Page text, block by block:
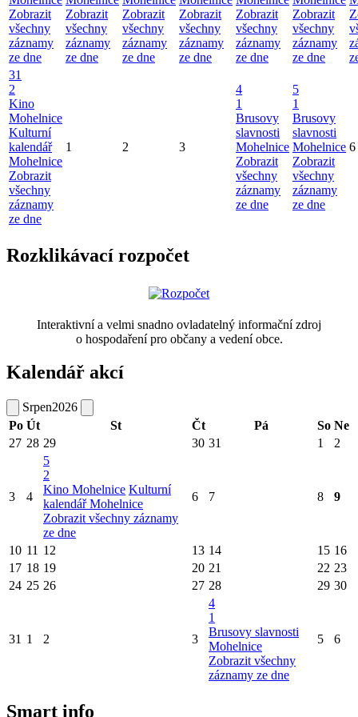
Zobrazit
všechny
záznamy
ze dne
Zobrazit
všechny
záznamy
ze dne
Zobrazit
všechny
záznamy
ze dne
Zobrazit
všechny
záznamy
ze dne
Zobrazit
všechny
záznamy
ze dne
Zobrazit
všechny
záznamy
ze dne
31
2
Kino
Mohelnice
Kulturní
kalendář
Mohelnice
Zobrazit
všechny
záznamy
ze dne
1 2 3
4
1
Brusovy
slavnosti
Mohelnice
Zobrazit
všechny
záznamy
ze dne
5
1
Brusovy
slavnosti
Mohelnice
Zobrazit
všechny
záznamy
ze dne
6
Rozklikávací rozpočet
Interaktivní a velmi snadno ovladatelný informační zdroj
o hospodaření pro občany a vedení obce.
Kalendář akcí
Srpen2026
Po Út St Čt Pá So Ne
27 28 29 30 31 1 2
3 4
5
2
Kino Mohelnice Kulturní
kalendář Mohelnice
Zobrazit všechny záznamy
ze dne
6 7 8 9
10 11 12 13 14 15 16
17 18 19 20 21 22 23
24 25 26 27 28 29 30
31 1 2 3
4
1
Brusovy slavnosti
Mohelnice
Zobrazit všechny
záznamy ze dne
5 6
Smart info